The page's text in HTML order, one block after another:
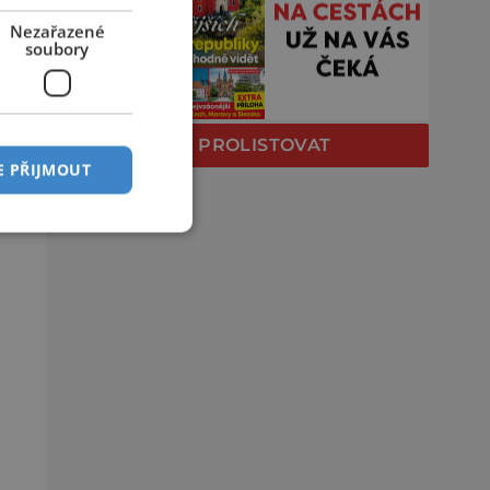
PROLISTOVAT
Nezařazené
soubory
PŘIJMOUT